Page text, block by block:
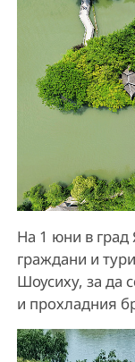
На 1 юни в
граждани и
Шоусиху, за да
и прохладния